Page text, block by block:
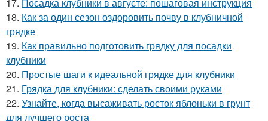
18. Как за один сезон оздоровить почву в клубничной
грядке
19. Как правильно подготовить грядку для посадки
клубники
20. Простые шаги к идеальной грядке для клубники
21. Грядка для клубники: сделать своими руками
22. Узнайте, когда высаживать росток яблоньки в грунт
для лучшего роста